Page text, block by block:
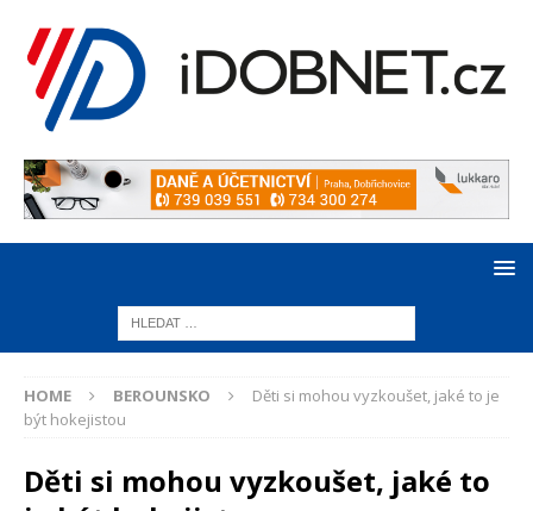
HOME BEROUNSKO
Děti si mohou vyzkoušet, jaké to je
být hokejistou
Děti si mohou vyzkoušet, jaké to